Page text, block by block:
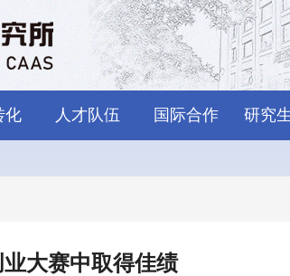
化 人才队伍 国际合作 研究
大赛中取得佳绩